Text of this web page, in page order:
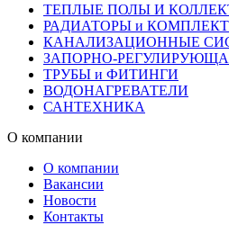
ТЕПЛЫЕ ПОЛЫ И
РАДИАТОРЫ и
КАНАЛИЗАЦИОННЫЕ
ЗАПОРНО-
ТРУБЫ и ФИТИНГИ
ВОДОНАГРЕВАТЕЛИ
САНТЕХНИКА
О компании
О компании
Вакансии
Новости
Контакты